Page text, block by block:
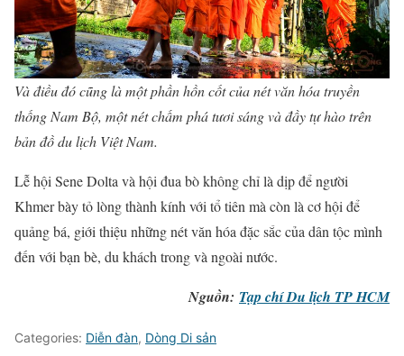
Và điều đó cũng là một phần hồn cốt của nét văn hóa truyền
thống Nam Bộ, một nét chấm phá tươi sáng và đầy tự hào trên
bản đồ du lịch Việt Nam.
Lễ hội Sene Dolta và hội đua bò không chỉ là dịp để người
Khmer bày tỏ lòng thành kính với tổ tiên mà còn là cơ hội để
quảng bá, giới thiệu những nét văn hóa đặc sắc của dân tộc mình
đến với bạn bè, du khách trong và ngoài nước.
Nguồn: Tạp chí Du lịch TP HCM
Categories: Diễn đàn, Dòng Di sản